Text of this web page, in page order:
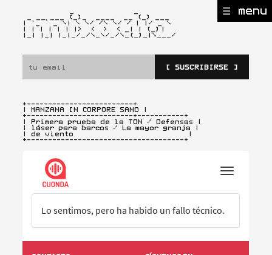
☰ menu
| '_ ` _ \| \ \/ /\ \/ / | |/ _ \
| | | | | | |>  <  >  < _| | (_)
|_| |_| |_|_/_/\_\/_/\_(_)_|\___/
[ SUSCRIBIRSE ]
+-------------------------+
| MANZANA IN CORPORE SANO |
+-------------------------+-----------+
| Primera prueba de la TON / Defensas |
| láser para barcos / La mayor granja |
| de viento                           |
+-------------------------------------+